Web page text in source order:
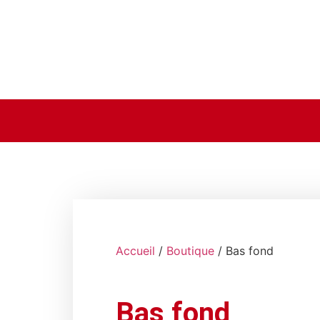
Accueil / Boutique / Bas fond